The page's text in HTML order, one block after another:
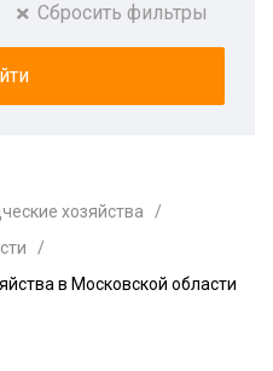
Сбросить фильтры
хозяйства
в Московской области